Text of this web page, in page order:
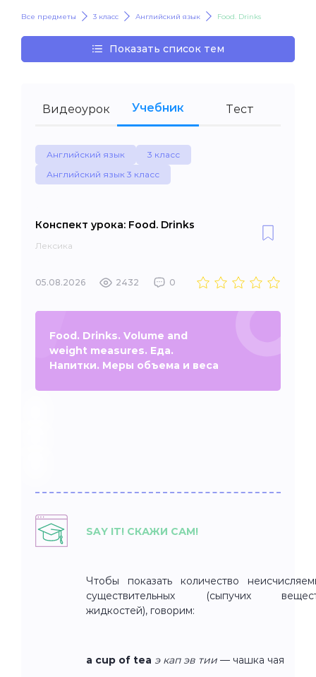
Все предметы 3 класс Английский язык Food. Drinks
Показать список тем
Видеоурок Учебник Тест
Английский язык
3 класс
Английский язык 3 класс
Конспект урока: Food. Drinks
Лексика
05.08.2026 2432 0
Food. Drinks. Volume and
weight measures. Еда.
Напитки. Меры объема и веса
SAY IT! СКАЖИ САМ!
Чтобы показать количество
существительных (сыпучих
жидкостей), говорим:
a cup of tea э кап эв тии — чашка чая